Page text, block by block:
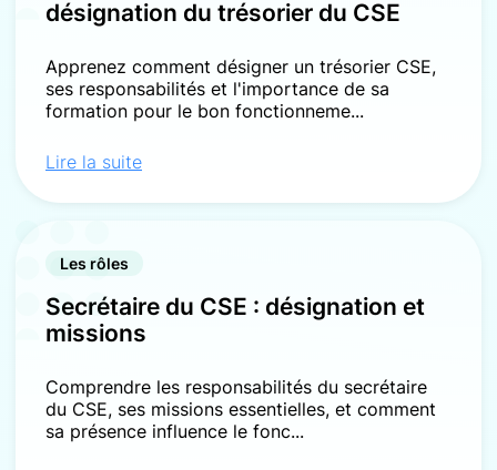
désignation du trésorier du CSE
Apprenez comment désigner un trésorier CSE,
ses responsabilités et l'importance de sa
formation pour le bon fonctionneme...
Lire la suite
Les rôles
Secrétaire du CSE : désignation et
missions
Comprendre les responsabilités du secrétaire
du CSE, ses missions essentielles, et comment
sa présence influence le fonc...